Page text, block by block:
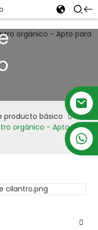
18879697105
producto básico
orgánico - Apto para